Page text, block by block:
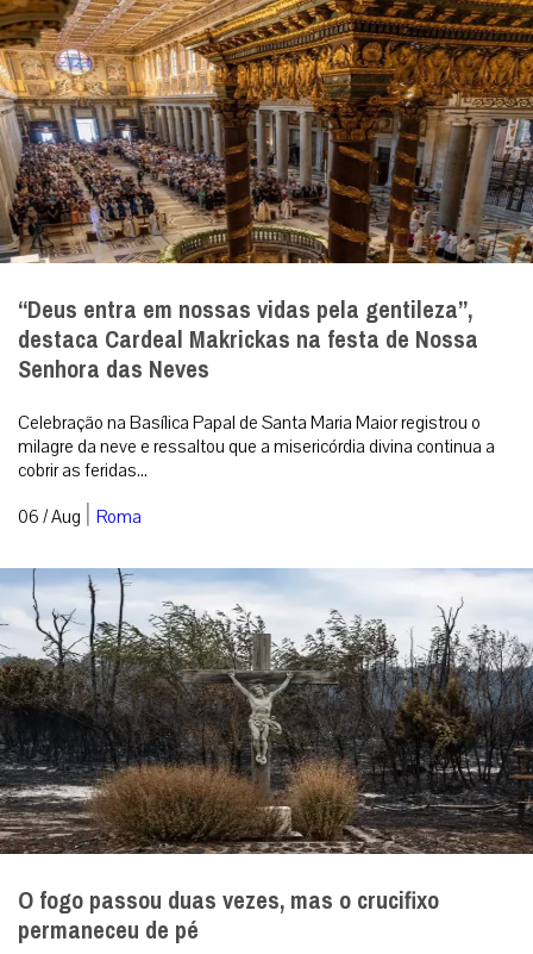
“Deus entra em nossas vidas pela gentileza”,
destaca Cardeal Makrickas na festa de Nossa
Senhora das Neves
Celebração na Basílica Papal de Santa Maria Maior registrou o
milagre da neve e ressaltou que a misericórdia divina continua a
cobrir as feridas...
06 / Aug | Roma
O fogo passou duas vezes, mas o crucifixo
permaneceu de pé